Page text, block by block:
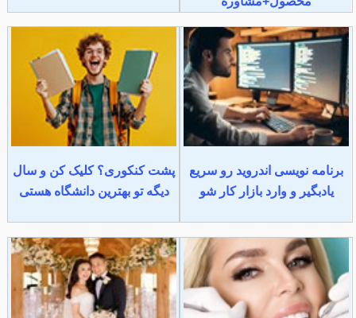
برنامه نویسی اندروید رو سریع
یادبگیر و وارد بازار کار شو
پشت کنکوری؟ کلیک کن و سال
دیگه تو بهترین دانشگاه هستی